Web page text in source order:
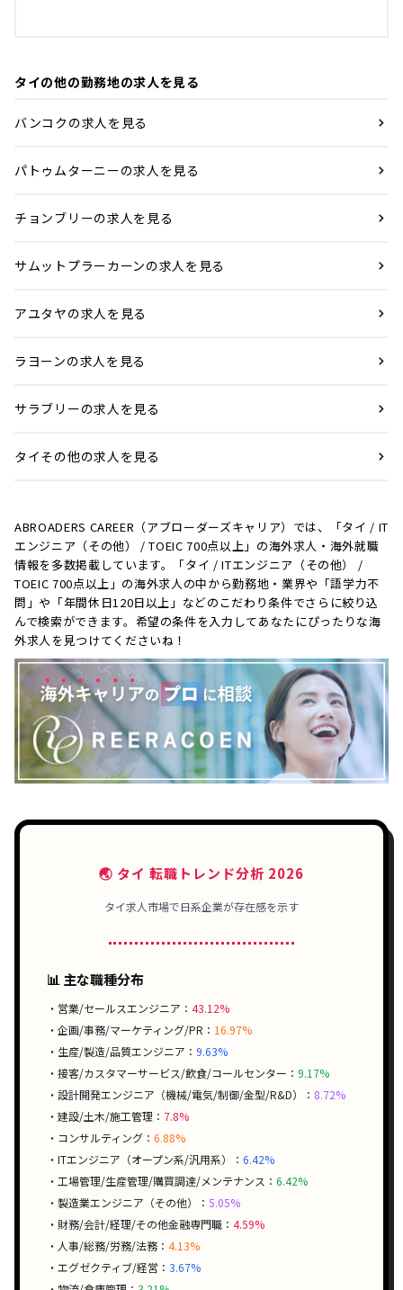
タイの他の勤務地の求人を見る
バンコクの求人を見る
パトゥムターニーの求人を見る
チョンブリーの求人を見る
サムットプラーカーンの求人を見る
アユタヤの求人を見る
ラヨーンの求人を見る
サラブリーの求人を見る
タイその他の求人を見る
ABROADERS CAREER（アブローダーズキャリア）では、「タイ / IT
エンジニア（その他） / TOEIC 700点以上」の海外求人・海外就職
情報を多数掲載しています。「タイ / ITエンジニア（その他） /
TOEIC 700点以上」の海外求人の中から勤務地・業界や「語学力不
問」や「年間休日120日以上」などのこだわり条件でさらに絞り込
んで検索ができます。希望の条件を入力してあなたにぴったりな海
外求人を見つけてくださいね！
🌏 タイ 転職トレンド分析 2026
タイ求人市場で日系企業が存在感を示す
📊 主な職種分布
・営業/セールスエンジニア： 43.12%
・企画/事務/マーケティング/PR： 16.97%
・生産/製造/品質エンジニア： 9.63%
・接客/カスタマーサービス/飲食/コールセンター： 9.17%
・設計開発エンジニア（機械/電気/制御/金型/R&D）： 8.72%
・建設/土木/施工管理： 7.8%
・コンサルティング： 6.88%
・ITエンジニア（オープン系/汎用系）： 6.42%
・工場管理/生産管理/購買調達/メンテナンス： 6.42%
・製造業エンジニア（その他）： 5.05%
・財務/会計/経理/その他金融専門職： 4.59%
・人事/総務/労務/法務： 4.13%
・エグゼクティブ/経営： 3.67%